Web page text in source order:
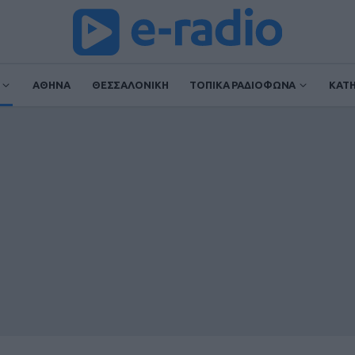
ΑΘΗΝΑ ΘΕΣΣΑΛΟΝΙΚΗ ΤΟΠΙΚΑ ΡΑΔΙΟΦΩΝΑ